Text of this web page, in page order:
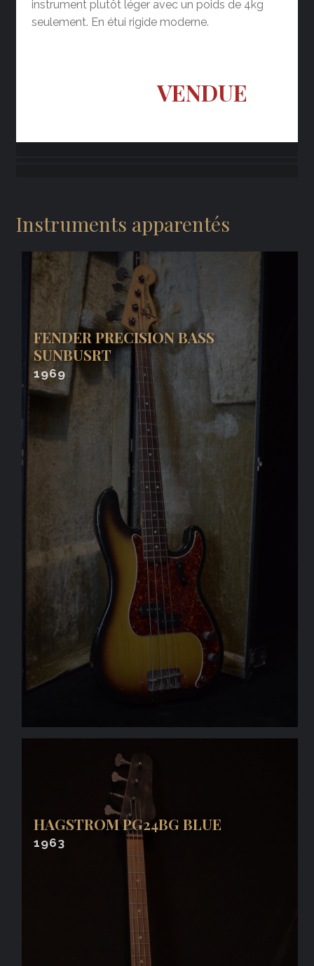
instrument plutôt léger avec un poids de 4kg
seulement. En étui rigide moderne.
VENDUE
Instruments apparentés
FENDER PRECISION BASS
SUNBUSRT
1969
HAGSTROM PG24BG BLUE
1963